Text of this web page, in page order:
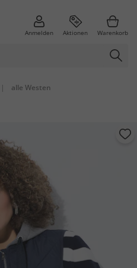
Anmelden Aktionen Warenkorb
| alle Westen